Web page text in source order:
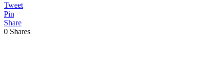
Tweet
Pin
Share
0 Shares